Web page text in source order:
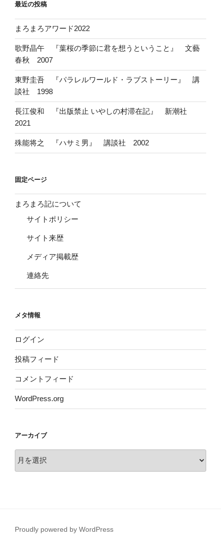
最近の投稿
まろまろアワード2022
歌野晶午 『葉桜の季節に君を想うということ』 文藝
春秋 2007
東野圭吾 『パラレルワールド・ラブストーリー』 講
談社 1998
長江俊和 『出版禁止 いやしの村滞在記』 新潮社
2021
殊能将之 『ハサミ男』 講談社 2002
固定ページ
まろまろ記について
サイトポリシー
サイト来歴
メディア掲載歴
連絡先
メタ情報
ログイン
投稿フィード
コメントフィード
WordPress.org
アーカイブ
ー
Proudly powered by WordPress